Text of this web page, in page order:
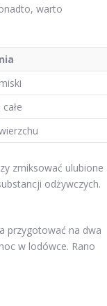
warto
zmiksować ulubione
odżywczych.
przygotować na dwa
w lodówce. Rano